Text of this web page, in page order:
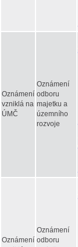
Oznámení
vzniklá na
ÚMČ
Oznámení
odboru
majetku a
územního
rozvoje
Oznámení
Oznámení
odboru